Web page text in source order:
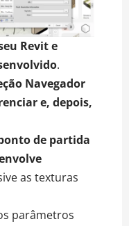
Revite
.
Navegador
e, depois,
de partida
as texturas
parâmetros